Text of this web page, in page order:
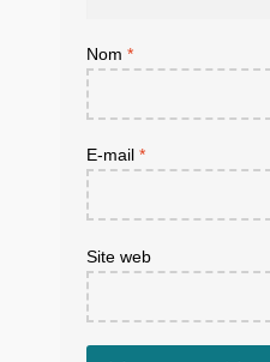
Nom *
E-mail *
Site web